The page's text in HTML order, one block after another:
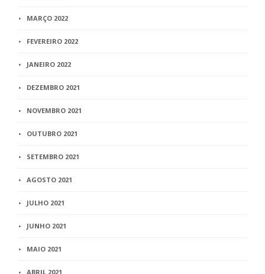
MARÇO 2022
FEVEREIRO 2022
JANEIRO 2022
DEZEMBRO 2021
NOVEMBRO 2021
OUTUBRO 2021
SETEMBRO 2021
AGOSTO 2021
JULHO 2021
JUNHO 2021
MAIO 2021
ABRIL 2021